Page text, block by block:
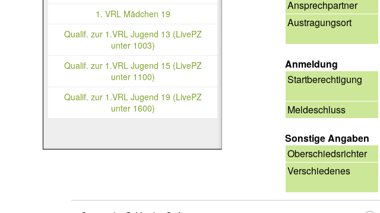
Ansprechpartner
Austragungsort
Anmeldung
Startberechtigung
Meldeschluss
Sonstige Angaben
Oberschiedsrichter
Verschiedenes
1. VRL Mädchen 19
Qualif. zur 1.VRL Jugend 13 (LivePZ
unter 1003)
Qualif. zur 1.VRL Jugend 15 (LivePZ
unter 1100)
Qualif. zur 1.VRL Jugend 19 (LivePZ
unter 1600)